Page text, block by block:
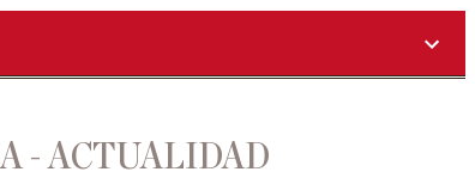
- ACTUALIDAD